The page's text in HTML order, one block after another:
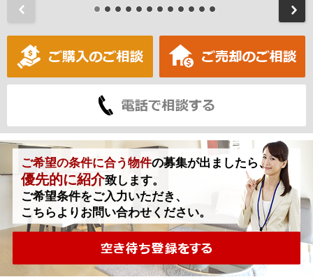
ご希望の条件に合う物件の募集が出ましたら、
優先的に紹介致します。
ご希望条件をご入力いただき、
こちらよりお問い合わせください。